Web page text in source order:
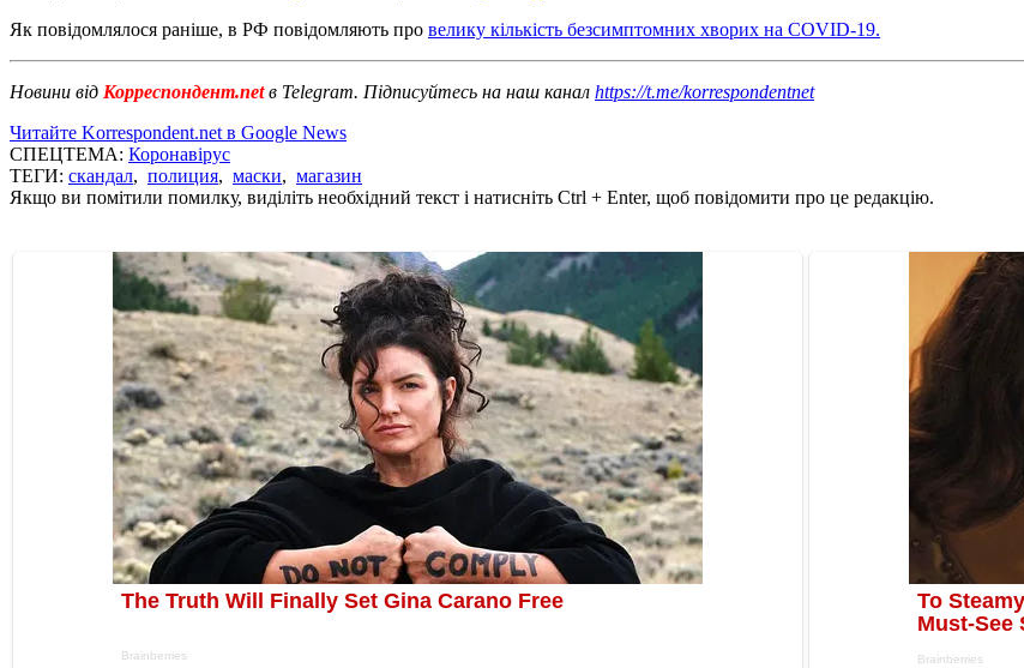
Як повідомлялося раніше, в РФ повідомляють про велику кількість безсимптомних хворих на COVID-19.
Новини від Корреспондент.netв Telegram. Підписуйтесь на наш канал https://t.me/korrespondentnet
Читайте Korrespondent.net в Google News
СПЕЦТЕМА: Коронавірус
ТЕГИ: скандал, полиция, маски, магазин
Якщо ви помітили помилку, виділіть необхідний текст і натисніть Ctrl + Enter, щоб повідомити про це редакцію.